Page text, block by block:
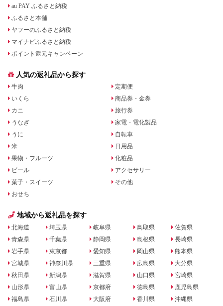
au PAY ふるさと納税
ふるさと本舗
ヤフーのふるさと納税
マイナビふるさと納税
ポイント還元キャンペーン
人気の返礼品から探す
牛肉
いくら
カニ
うなぎ
うに
米
果物・フルーツ
ビール
菓子・スイーツ
おせち
定期便
商品券・金券
旅行券
家電・電化製品
自転車
日用品
化粧品
アクセサリー
その他
地域から返礼品を探す
北海道
青森県
岩手県
宮城県
秋田県
山形県
福島県
埼玉県
千葉県
東京都
神奈川県
新潟県
富山県
石川県
岐阜県
静岡県
愛知県
三重県
滋賀県
京都府
大阪府
鳥取県
島根県
岡山県
広島県
山口県
徳島県
香川県
佐賀県
長崎県
熊本県
大分県
宮崎県
鹿児島県
沖縄県